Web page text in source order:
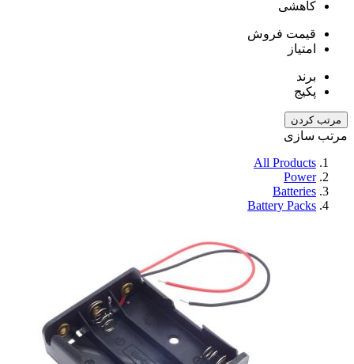
کاهشی
قیمت فروش
امتیاز
برند
پکیج
مرتب کردن
مرتب سازی
All Products
Power
Batteries
Battery Packs